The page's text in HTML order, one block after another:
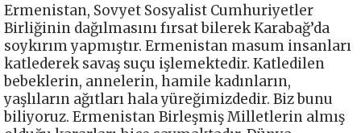
Ermenistan, Sovyet Sosyalist Cumhuriyetler
Birliğinin dağılmasını fırsat bilerek Karabağ’da
soykırım yapmıştır. Ermenistan masum insanları
katlederek savaş suçu işlemektedir. Katledilen
bebeklerin, annelerin, hamile kadınların,
yaşlıların ağıtları hala yüreğimizdedir. Biz bunu
biliyoruz. Ermenistan Birleşmiş Milletlerin almış